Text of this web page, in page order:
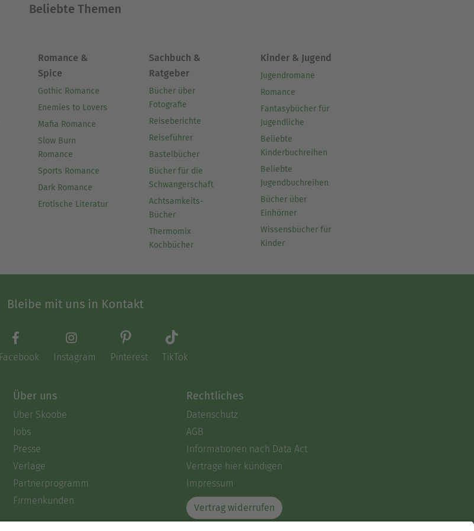
Beliebte Themen
Romance &
Spice
Gothic Romance
Enemies to Lovers
Mafia Romance
Slow Burn
Romance
Sports Romance
Dark Romance
Erotische Literatur
Sachbuch &
Ratgeber
Bücher über
Fotografie
Reiseberichte
Reiseführer
Bastelbücher
Bücher für die
Schwangerschaft
Achtsamkeits-
Bücher
Thermomix
Kochbücher
Kinder & Jugend
Jugendromane
Romance
Fantasybücher für
Jugendliche
Beliebte
Kinderbuchreihen
Beliebte
Jugendbuchreihen
Bücher über
Einhörner
Wissensbücher für
Kinder
Bleibe mit uns in Kontakt
Facebook Instagram Pinterest TikTok
Über uns
Über Skoobe
Jobs
Presse
Verlage
Partnerprogramm
Firmenkunden
Rechtliches
Datenschutz
AGB
Informationen nach Data Act
Verträge hier kündigen
Impressum
Vertrag widerrufen